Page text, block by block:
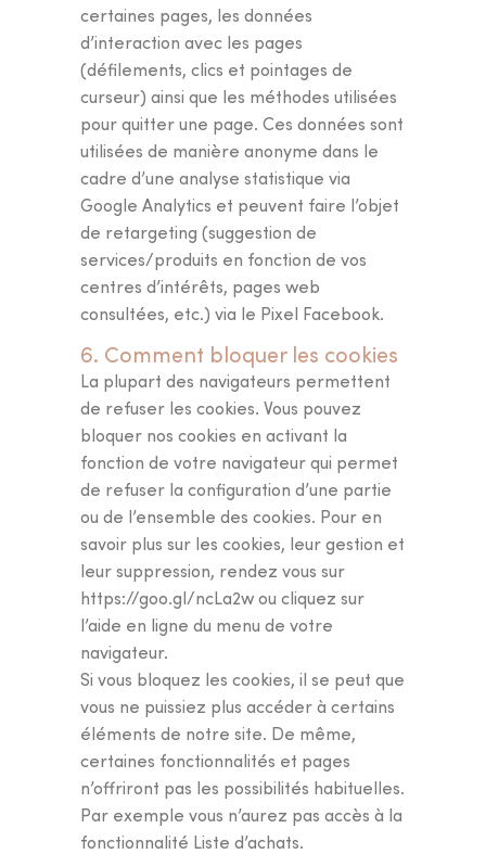
certaines pages, les données
d’interaction avec les pages
(défilements, clics et pointages de
curseur) ainsi que les méthodes utilisées
pour quitter une page. Ces données sont
utilisées de manière anonyme dans le
cadre d’une analyse statistique via
Google Analytics et peuvent faire l’objet
de retargeting (suggestion de
services/produits en fonction de vos
centres d’intérêts, pages web
consultées, etc.) via le Pixel Facebook.
6. Comment bloquer les cookies
La plupart des navigateurs permettent
de refuser les cookies. Vous pouvez
bloquer nos cookies en activant la
fonction de votre navigateur qui permet
de refuser la configuration d’une partie
ou de l’ensemble des cookies. Pour en
savoir plus sur les cookies, leur gestion et
leur suppression, rendez vous sur
https://goo.gl/ncLa2w ou cliquez sur
l’aide en ligne du menu de votre
navigateur.
Si vous bloquez les cookies, il se peut que
vous ne puissiez plus accéder à certains
éléments de notre site. De même,
certaines fonctionnalités et pages
n’offriront pas les possibilités habituelles.
Par exemple vous n’aurez pas accès à la
fonctionnalité Liste d’achats.